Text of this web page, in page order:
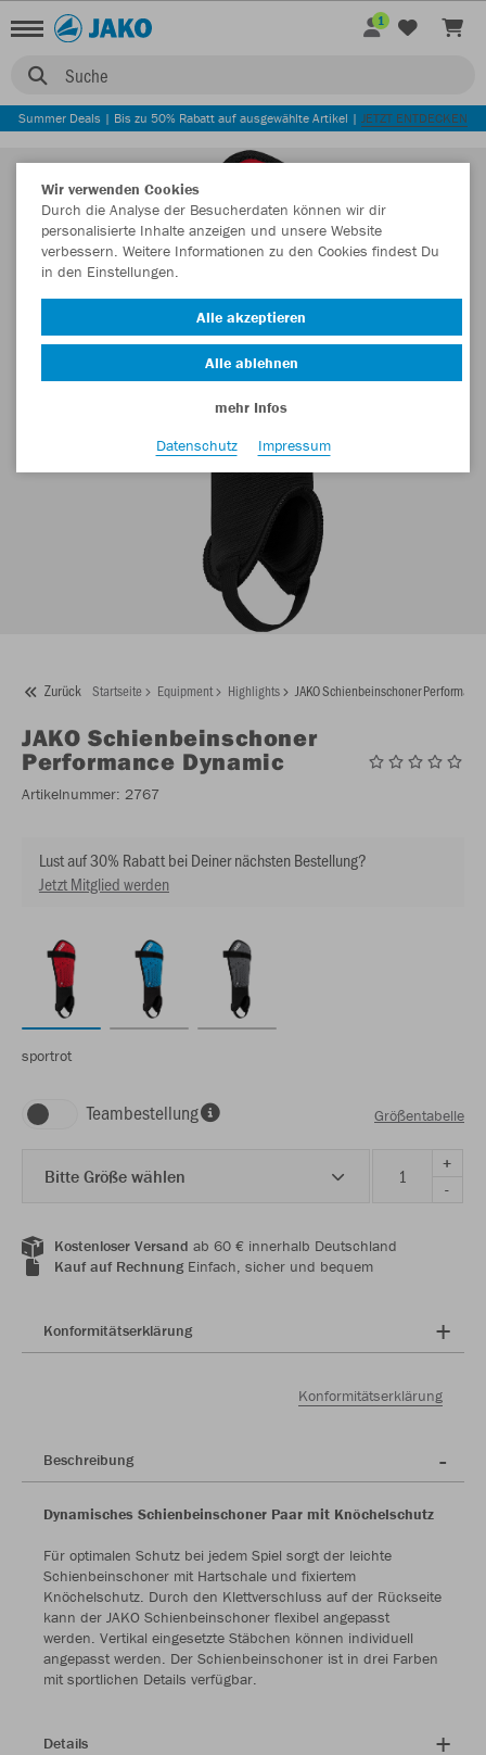
Suche
1
Summer Deals | Bis zu 50% Rabatt auf ausgewählte Artikel | JETZT ENTDECKEN
Zurück Startseite Equipment Highlights JAKO Schienbeinschoner
JAKO Schienbeinschoner
Performance Dynamic
Artikelnummer: 2767
Lust auf 30% Rabatt bei Deiner nächsten Bestellung?
Jetzt Mitglied werden
sportrot
Teambestellung Größentabelle
Bitte Größe wählen
+
-
Kostenloser Versand ab 60 € innerhalb Deutschland
Kauf auf RechnungEinfach, sicher und bequem
Konformitätserklärung
Konformitätserklärung
Beschreibung
Dynamisches Schienbeinschoner Paar mit Knöchelschutz
Für optimalen Schutz bei jedem Spiel sorgt der leichte
Schienbeinschoner mit Hartschale und fixiertem
Knöchelschutz. Durch den Klettverschluss auf der Rückseite
kann der JAKO Schienbeinschoner flexibel angepasst
werden. Vertikal eingesetzte Stäbchen können individuell
angepasst werden. Der Schienbeinschoner ist in drei Farben
mit sportlichen Details verfügbar.
Details
Wir verwenden Cookies
Durch die Analyse der Besucherdaten können wir dir
personalisierte Inhalte anzeigen und unsere Website
verbessern. Weitere Informationen zu den Cookies findest Du
in den Einstellungen.
Alle akzeptieren
Alle ablehnen
mehr Infos
Datenschutz
Impressum